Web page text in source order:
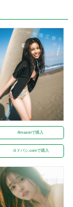
Amazonで購入
ヨドバシ.comで購入